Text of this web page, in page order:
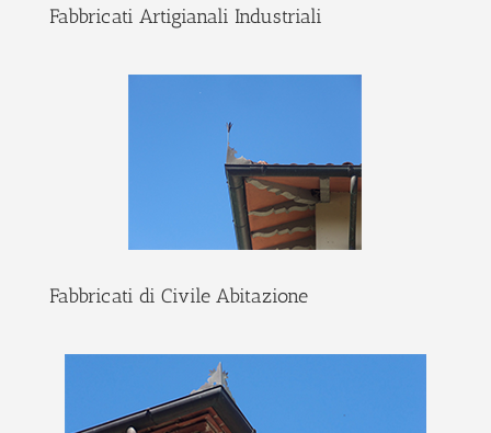
Fabbricati Artigianali Industriali
Fabbricati di Civile Abitazione